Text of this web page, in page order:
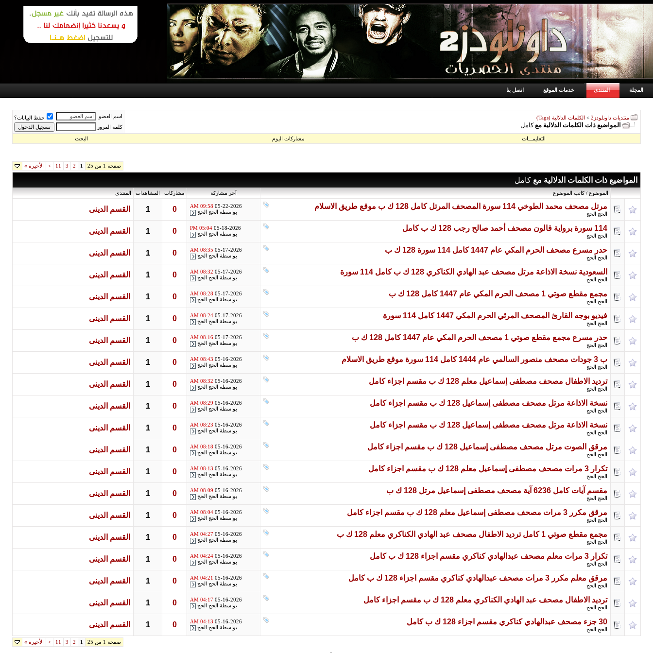
المجلة المنتدى خدمات الموقع اتصل بنا
منتديات داونلودز2 > الكلمات الدلالية (Tags)
المواضيع ذات الكلمات الدلالية معكامل
اسم العضو
حفظ البيانات؟
كلمة المرور
التعليمـــات مشاركات اليوم البحث
صفحة 1 من 25 1
2
3
11
> الأخيرة »
المواضيع ذات الكلمات الدلالية مع كامل
الموضوع / كاتب الموضوع آخر مشاركة مشاركات المشاهدات المنتدى
مرتل مصحف محمد الطوخي 114 سورة المصحف المرتل كامل 128 ك ب موقع طريق الاسلام
الحج الحج
05-22-2026
09:58 AM
بواسطة الحج الحج 0
1 القسم الدينى
114 سورة برواية قالون مصحف أحمد صالح رجب 128 ك ب كامل
الحج الحج
05-18-2026
05:04 PM
بواسطة الحج الحج 0
1 القسم الدينى
حدر مسرع مصحف الحرم المكي عام 1447 كامل 114 سورة 128 ك ب
الحج الحج
05-17-2026
08:35 AM
بواسطة الحج الحج 0
1 القسم الدينى
السعودية نسخة الاذاعة مرتل مصحف عبد الهادي الكناكري 128 ك ب كامل 114 سورة
الحج الحج
05-17-2026
08:32 AM
بواسطة الحج الحج 0
1 القسم الدينى
مجمع مقطع صوتي 1 مصحف الحرم المكي عام 1447 كامل 128 ك ب
الحج الحج
05-17-2026
08:28 AM
بواسطة الحج الحج 0
1 القسم الدينى
فيديو بوجه القارئ المصحف المرئي الحرم المكي 1447 كامل 114 سورة
الحج الحج
05-17-2026
08:24 AM
بواسطة الحج الحج 0
1 القسم الدينى
حدر مسرع مجمع مقطع صوتي 1 مصحف الحرم المكي عام 1447 كامل 128 ك ب
الحج الحج
05-17-2026
08:16 AM
بواسطة الحج الحج 0
1 القسم الدينى
ب 3 جودات مصحف منصور السالمي عام 1444 كامل 114 سورة موقع طريق الاسلام
الحج الحج
05-16-2026
08:43 AM
بواسطة الحج الحج 0
1 القسم الدينى
ترديد الاطفال مصحف مصطفى إسماعيل معلم 128 ك ب مقسم اجزاء كامل
الحج الحج
05-16-2026
08:32 AM
بواسطة الحج الحج 0
1 القسم الدينى
نسخة الاذاعة مرتل مصحف مصطفى إسماعيل 128 ك ب مقسم اجزاء كامل
الحج الحج
05-16-2026
08:29 AM
بواسطة الحج الحج 0
1 القسم الدينى
نسخة الاذاعة مرتل مصحف مصطفى إسماعيل 128 ك ب مقسم اجزاء كامل
الحج الحج
05-16-2026
08:23 AM
بواسطة الحج الحج 0
1 القسم الدينى
مرقق الصوت مرتل مصحف مصطفى إسماعيل 128 ك ب مقسم اجزاء كامل
الحج الحج
05-16-2026
08:18 AM
بواسطة الحج الحج 0
1 القسم الدينى
تكرار 3 مرات مصحف مصطفى إسماعيل معلم 128 ك ب مقسم اجزاء كامل
الحج الحج
05-16-2026
08:13 AM
بواسطة الحج الحج 0
1 القسم الدينى
مقسم آيات كامل 6236 آية مصحف مصطفى إسماعيل مرتل 128 ك ب
الحج الحج
05-16-2026
08:09 AM
بواسطة الحج الحج 0
1 القسم الدينى
مرقق مكرر 3 مرات مصحف مصطفى إسماعيل معلم 128 ك ب مقسم اجزاء كامل
الحج الحج
05-16-2026
08:04 AM
بواسطة الحج الحج 0
1 القسم الدينى
مجمع مقطع صوتي 1 كامل ترديد الاطفال مصحف عبد الهادي الكناكري معلم 128 ك ب
الحج الحج
05-16-2026
04:27 AM
بواسطة الحج الحج 0
1 القسم الدينى
تكرار 3 مرات معلم مصحف عبدالهادي كناكري مقسم اجزاء 128 ك ب كامل
الحج الحج
05-16-2026
04:24 AM
بواسطة الحج الحج 0
1 القسم الدينى
مرقق معلم مكرر 3 مرات مصحف عبدالهادي كناكري مقسم اجزاء 128 ك ب كامل
الحج الحج
05-16-2026
04:21 AM
بواسطة الحج الحج 0
1 القسم الدينى
ترديد الاطفال مصحف عبد الهادي الكناكري معلم 128 ك ب مقسم اجزاء كامل
الحج الحج
05-16-2026
04:17 AM
بواسطة الحج الحج 0
1 القسم الدينى
30 جزء مصحف عبدالهادي كناكري مقسم اجزاء 128 ك ب كامل
الحج الحج
05-16-2026
04:13 AM
بواسطة الحج الحج 0
1 القسم الدينى
صفحة 1 من 25 1
2
3
11
> الأخيرة »